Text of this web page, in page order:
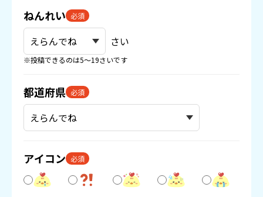
ねんれい 必須
さい
※投稿できるのは5〜19さいです
都道府県 必須
アイコン 必須